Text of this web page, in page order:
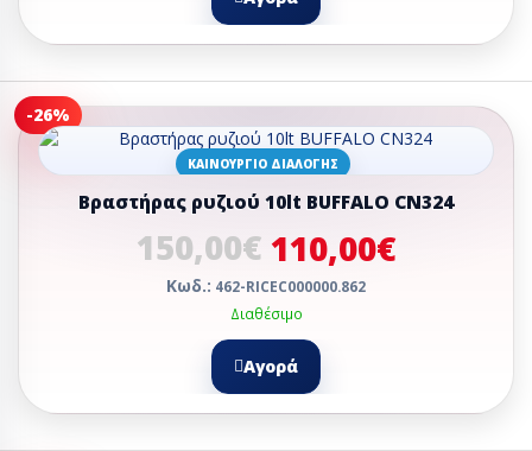
-26%
ΚΑΙΝΟΎΡΓΙΟ ΔΙΑΛΟΓΉΣ
Βραστήρας ρυζιού 10lt BUFFALO CN324
150,00€ 110,00€
Κωδ.: 462-RICEC000000.862
Διαθέσιμο
Αγορά